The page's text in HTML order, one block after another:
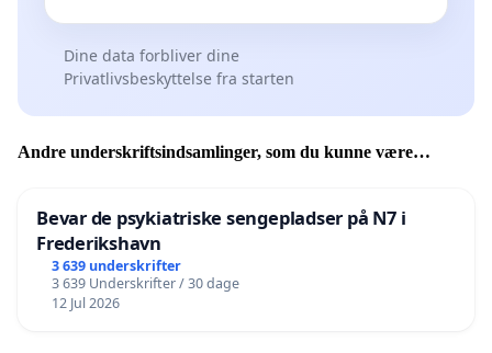
Dine data forbliver dine
Privatlivsbeskyttelse fra starten
Andre underskriftsindsamlinger, som du kunne være
Bevar de psykiatriske sengepladser på N7 i
Frederikshavn
3 639 underskrifter
3 639 Underskrifter / 30 dage
12 Jul 2026